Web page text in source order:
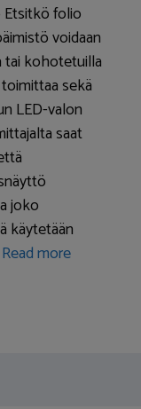
folio
voidaan
kohotetuilla
sekä
LED-valon
saat
joko
käytetään
Read more